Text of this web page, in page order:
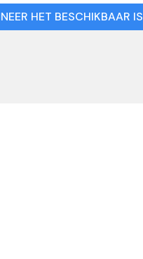
HET BESCHIKBAAR IS